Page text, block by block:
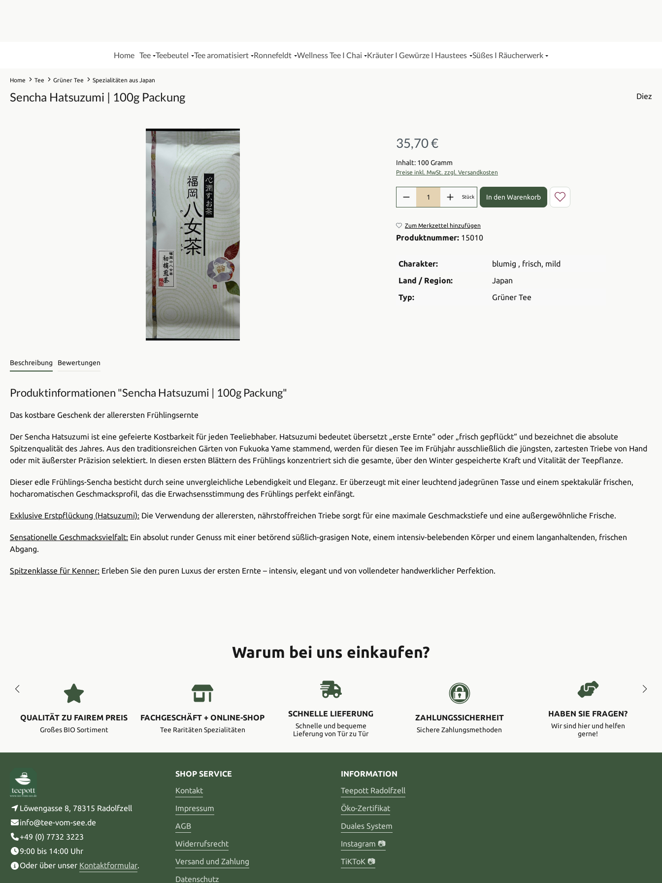
Home Tee Teebeutel Tee aromatisiert Ronnefeldt Wellness Tee I Chai Kräuter I Gewürze I Haustees Süßes I Räucherwerk
Home Tee Grüner Tee Spezialitäten aus Japan
Sencha Hatsuzumi | 100g Packung Diez
Regulärer Preis:
35,70 €
Inhalt: 100 Gramm
Preise inkl. MwSt. zzgl. Versandkosten
Produkt Anzahl: Gib den gewünschten Wert ein oder benutze die
Stück In den Warenkorb
Zum Merkzettel hinzufügen
Produktnummer: 15010
Charakter: blumig , frisch, mild
Land / Region:
Japan
Typ:
Grüner Tee
Beschreibung Bewertungen
Produktinformationen "Sencha Hatsuzumi | 100g Packung"
Das kostbare Geschenk der allerersten Frühlingsernte
Der Sencha Hatsuzumi ist eine gefeierte Kostbarkeit für jeden Teeliebhaber. Hatsuzumi bedeutet übersetzt „erste Ernte“ oder „frisch gepflückt“ und bezeichnet die absolute
Spitzenqualität des Jahres. Aus den traditionsreichen Gärten von Fukuoka Yame stammend, werden für diesen Tee im Frühjahr ausschließlich die jüngsten, zartesten Triebe von Hand
oder mit äußerster Präzision selektiert. In diesen ersten Blättern des Frühlings konzentriert sich die gesamte, über den Winter gespeicherte Kraft und Vitalität der Teepflanze.
Dieser edle Frühlings-Sencha besticht durch seine unvergleichliche Lebendigkeit und Eleganz. Er überzeugt mit einer leuchtend jadegrünen Tasse und einem spektakulär frischen,
hocharomatischen Geschmacksprofil, das die Erwachsensstimmung des Frühlings perfekt einfängt.
Exklusive Erstpflückung (Hatsuzumi): Die Verwendung der allerersten, nährstoffreichen Triebe sorgt für eine maximale Geschmackstiefe und eine außergewöhnliche Frische.
Sensationelle Geschmacksvielfalt: Ein absolut runder Genuss mit einer betörend süßlich-grasigen Note, einem intensiv-belebenden Körper und einem langanhaltenden, frischen
Abgang.
Spitzenklasse für Kenner: Erleben Sie den puren Luxus der ersten Ernte – intensiv, elegant und von vollendeter handwerklicher Perfektion.
Warum bei uns einkaufen?
QUALITÄT ZU FAIREM PREIS
Großes BIO Sortiment
FACHGESCHÄFT + ONLINE-SHOP
Tee Raritäten Spezialitäten
SCHNELLE LIEFERUNG
Schnelle und bequeme
Lieferung von Tür zu Tür
ZAHLUNGSSICHERHEIT
Sichere Zahlungsmethoden
HABEN SIE FRAGEN?
Wir sind hier und helfen
gerne!
Löwengasse 8, 78315 Radolfzell
info@tee-vom-see.de
+49 (0) 7732 3223
9:00 bis 14:00 Uhr
Oder über unser Kontaktformular.
SHOP SERVICE
Kontakt
Impressum
AGB
Widerrufsrecht
Versand und Zahlung
Datenschutz
INFORMATION
Teepott Radolfzell
Öko-Zertifikat
Duales System
Instagram 📷
TiKToK 📷